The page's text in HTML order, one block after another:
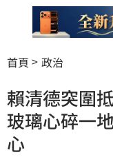
首頁 政治
賴清德突圍
玻璃心碎一
心